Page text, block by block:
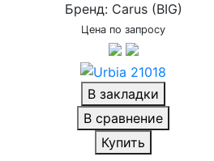
Бренд: Carus (BIG)
Цена по запросу
В закладки
В сравнение
Купить